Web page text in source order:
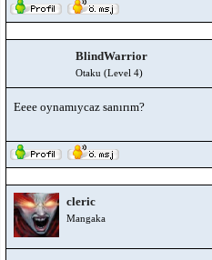
BlindWarrior
Otaku (Level 4)
Eeee oynamıycaz sanırım?
cleric
Mangaka